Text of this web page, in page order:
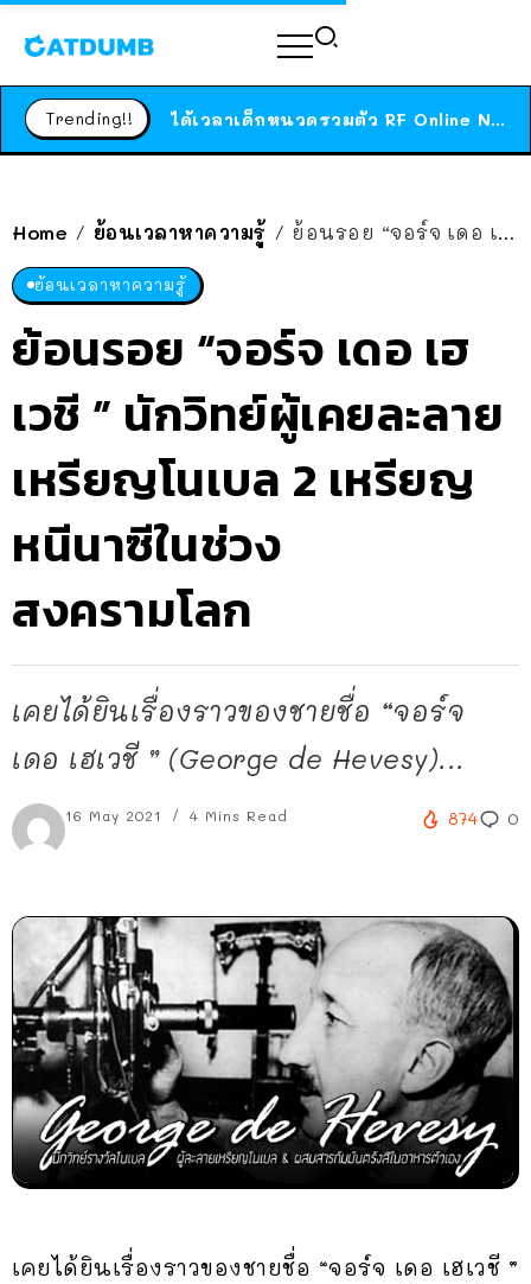
Trending!! ได้เวลาเด็กหนวดรวมตัว RF Online Next เปิดให้เล่นแล้ว เกม Sci-Fi MMORPG ระดับตำนาน เล่นได้ทั้งมือถือและ PC
Home / ย้อนเวลาหาความรู้ / ย้อนรอย “จอร์จ เดอ เฮเวชี ” นักวิทย์ผู้เคยละลายเหรียญโนเบล 2 เหรียญ หนีนาซีในช่วงสงครามโลก
ย้อนเวลาหาความรู้
ย้อนรอย “จอร์จ เดอ เฮ
เวชี ” นักวิทย์ผู้เคยละลาย
เหรียญโนเบล 2 เหรียญ
หนีนาซีในช่วง
สงครามโลก
เคยได้ยินเรื่องราวของชายชื่อ “จอร์จ
เดอ เฮเวชี ” (George de Hevesy)...
16 May 2021 4 Mins Read 874 0
เคยได้ยินเรื่องราวของชายชื่อ “จอร์จ เดอ เฮเวชี ”